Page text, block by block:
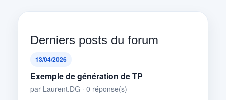
Derniers posts du forum
13/04/2026
Exemple de génération de TP
par Laurent.DG · 0 réponse(s)